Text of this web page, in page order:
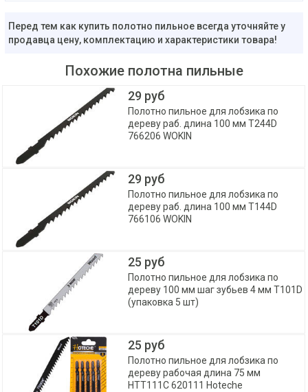
Перед тем как купить полотно пильное всегда уточняйте у
продавца цену, комплектацию и характеристики товара!
Похожие полотна пильные
29 руб
Полотно пильное для лобзика по
дереву раб. длина 100 мм T244D
766206 WOKIN
29 руб
Полотно пильное для лобзика по
дереву раб. длина 100 мм T144D
766106 WOKIN
25 руб
Полотно пильное для лобзика по
дереву 100 мм шаг зубьев 4 мм T101D
(упаковка 5 шт)
25 руб
Полотно пильное для лобзика по
дереву рабочая длина 75 мм
HTT111C 620111 Hoteche